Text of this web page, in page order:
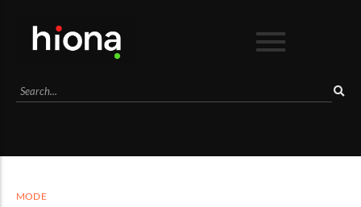
Business
Sport
MODE